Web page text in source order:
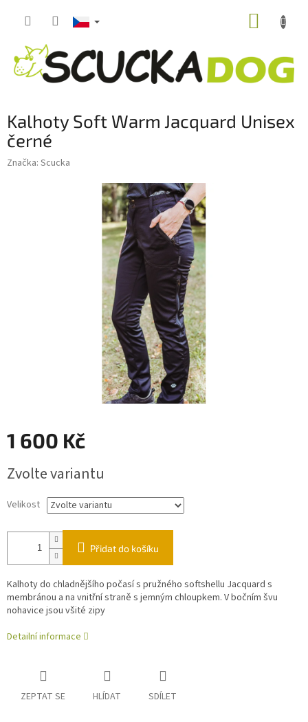
Kalhoty Soft Warm Jacquard Unisex
černé
Značka: Scucka
1 600 Kč
cena:
Zvolte variantu
Velikost
Přidat do košíku
Kalhoty do chladnějšího počasí s pružného softshellu Jacquard s
membránou a na vnitřní straně s jemným chloupkem. V bočním švu
nohavice jsou všité zipy
Detailní informace
ZEPTAT SE HLÍDAT SDÍLET